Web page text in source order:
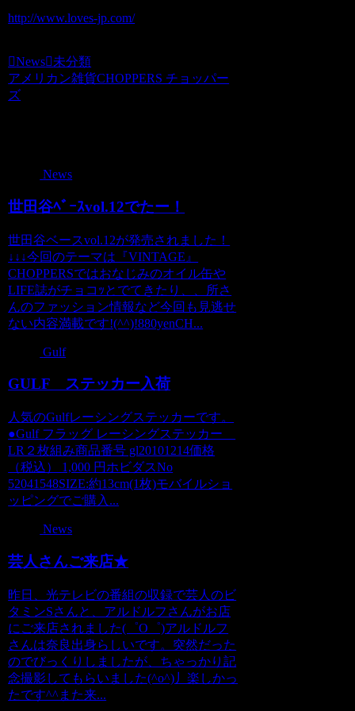
http://www.loves-jp.com/
News
未分類
アメリカン雑貨CHOPPERS チョッパー
ズ
News
世田谷ﾍﾞｰｽvol.12でたー！
世田谷ベースvol.12が発売されました！
↓↓↓今回のテーマは『VINTAGE』
CHOPPERSではおなじみのオイル缶や
LIFE誌がチョコｯとでてきたり、、所さ
んのファッション情報など今回も見逃せ
ない内容満載です!(^^)!880yenCH...
Gulf
GULF ステッカー入荷
人気のGulfレーシングステッカーです。
●Gulf フラッグ レーシングステッカー
LR２枚組み商品番号 gl20101214価格
（税込） 1,000 円ホビダスNo
52041548SIZE:約13cm(1枚)モバイルショ
ッピングでご購入...
News
芸人さんご来店★
昨日、光テレビの番組の収録で芸人のビ
タミンSさんと、アルドルフさんがお店
にご来店されました(゜O゜)アルドルフ
さんは奈良出身らしいです。突然だった
のでびっくりしましたが、ちゃっかり記
念撮影してもらいました(^o^)丿楽しかっ
たです^^また来...